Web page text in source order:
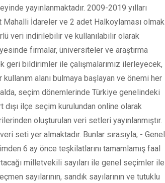
yayınlanmaktadır. 2009-2019 yılları
Mahalli İdareler ve 2 adet Halkoylaması olmak
veri indirilebilir ve kullanılabilir olarak
firmalar, üniversiteler ve araştırma
geri bildirimler ile çalışmalarımız ilerleyecek,
alanı bulmaya başlayan ve önemi her
seçim dönemlerinde Türkiye genelindeki
ilçe seçim kurulundan online olarak
oluşturulan veri setleri yayınlanmıştır.
seti yer almaktadır. Bunlar sırasıyla; - Genel
6 ay önce teşkilatlarını tamamlamış faal
milletvekili sayıları ile genel seçimler ile
sayılarının, sandık sayılarının ve tutuklu